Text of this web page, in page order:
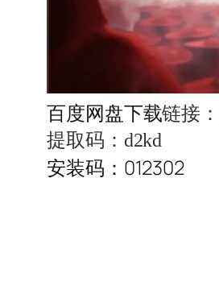
百度网盘下载链接
提取码：d2kd
安装码：012302